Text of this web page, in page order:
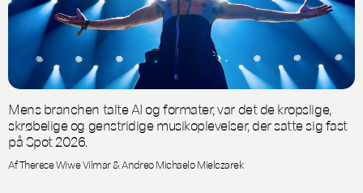
Mens branchen talte AI og formater, var det de kropslige,
skrøbelige og genstridige musikoplevelser, der satte sig fast
på Spot 2026.
Af Therese Wiwe Vilmar & Andreo Michaelo Mielczarek